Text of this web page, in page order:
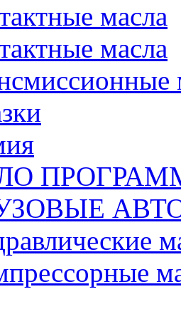
масла
масла